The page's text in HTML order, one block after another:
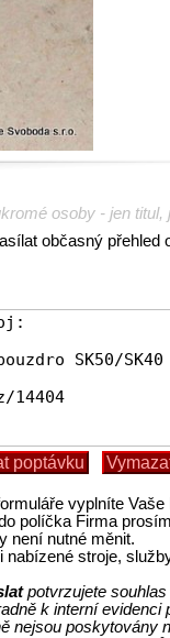
osoby - jen titul,
občasný přehled
vyplníte Vaše
políčka Firma
není nutné měnit.
nabízené stroje,
potvrzujete souhlas
k interní
nejsou